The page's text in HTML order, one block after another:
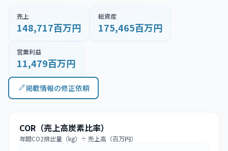
売上
148,717百万円
総資産
175,465百万円
営業利益
11,479百万円
掲載情報の修正依頼
COR（売上高炭素比率）
年間CO2排出量（kg）÷ 売上高（百万円）